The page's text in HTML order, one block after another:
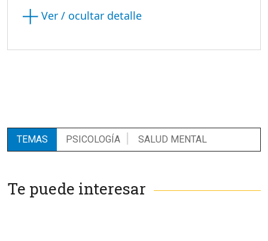
Ver / ocultar detalle
TEMAS PSICOLOGÍA SALUD MENTAL
Te puede interesar